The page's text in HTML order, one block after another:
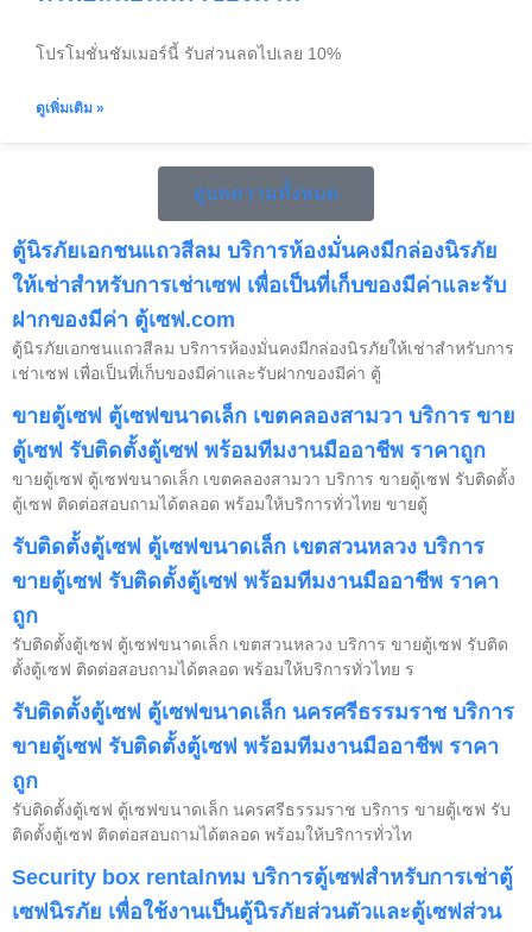
โปรโมชั่นชัมเมอร์นี้ รับส่วนลดไปเลย 10%
ดูเพิ่มเติม »
ดูบทความทั้งหมด
ตู้นิรภัยเอกชนแถวสีลม บริการห้องมั่นคงมีกล่องนิรภัย
ให้เช่าสำหรับการเช่าเซฟ เพื่อเป็นที่เก็บของมีค่าและรับ
ฝากของมีค่า ตู้เซฟ.com
ตู้นิรภัยเอกชนแถวสีลม บริการห้องมั่นคงมีกล่องนิรภัยให้เช่าสำหรับการ
เช่าเซฟ เพื่อเป็นที่เก็บของมีค่าและรับฝากของมีค่า ตู้
ขายตู้เซฟ ตู้เซฟขนาดเล็ก เขตคลองสามวา บริการ ขาย
ตู้เซฟ รับติดตั้งตู้เซฟ พร้อมทีมงานมืออาชีพ ราคาถูก
ขายตู้เซฟ ตู้เซฟขนาดเล็ก เขตคลองสามวา บริการ ขายตู้เซฟ รับติดตั้ง
ตู้เซฟ ติดต่อสอบถามได้ตลอด พร้อมให้บริการทั่วไทย ขายตู้
รับติดตั้งตู้เซฟ ตู้เซฟขนาดเล็ก เขตสวนหลวง บริการ
ขายตู้เซฟ รับติดตั้งตู้เซฟ พร้อมทีมงานมืออาชีพ ราคา
ถูก
รับติดตั้งตู้เซฟ ตู้เซฟขนาดเล็ก เขตสวนหลวง บริการ ขายตู้เซฟ รับติด
ตั้งตู้เซฟ ติดต่อสอบถามได้ตลอด พร้อมให้บริการทั่วไทย ร
รับติดตั้งตู้เซฟ ตู้เซฟขนาดเล็ก นครศรีธรรมราช บริการ
ขายตู้เซฟ รับติดตั้งตู้เซฟ พร้อมทีมงานมืออาชีพ ราคา
ถูก
รับติดตั้งตู้เซฟ ตู้เซฟขนาดเล็ก นครศรีธรรมราช บริการ ขายตู้เซฟ รับ
ติดตั้งตู้เซฟ ติดต่อสอบถามได้ตลอด พร้อมให้บริการทั่วไท
Security box rentalกทม บริการตู้เซฟสำหรับการเช่าตู้
เซฟนิรภัย เพื่อใช้งานเป็นตู้นิรภัยส่วนตัวและตู้เซฟส่วน